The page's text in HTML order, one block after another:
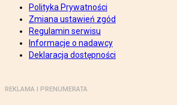
Polityka Prywatności
Zmiana ustawień zgód
Regulamin serwisu
Informacje o nadawcy
Deklaracja dostępności
REKLAMA I PRENUMERATA